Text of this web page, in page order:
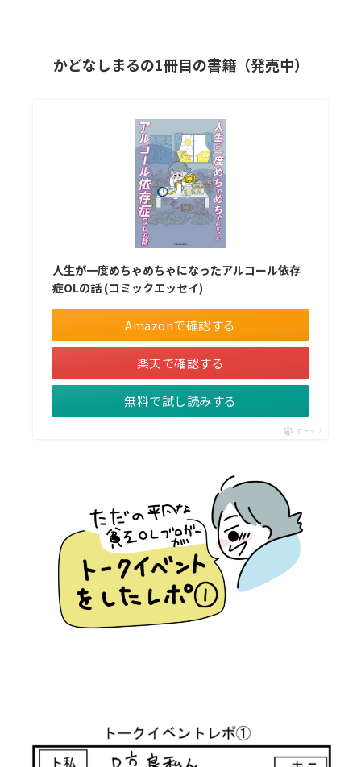
かどなしまるの1冊目の書籍（発売中）
人生が一度めちゃめちゃになったアルコール依存
症OLの話 (コミックエッセイ)
Amazonで確認する
楽天で確認する
無料で試し読みする
ポチップ